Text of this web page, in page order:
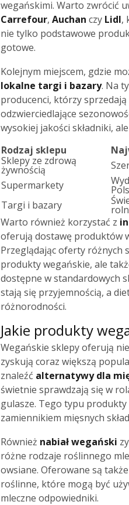
wegańskimi. Warto zwrócić
Carrefour, Auchan czy Lidl,
nie tylko podstawowe
gotowe.
Kolejnym miejscem, gdzie
lokalne targi i bazary. Na
producenci, którzy
odzwierciedlające
wysokiej jakości składniki,
Rodzaj sklepu
Sklepy ze zdrową
żywnością
Supermarkety
Targi i bazary
Warto również korzystać z
oferują dostawę produktów
Przeglądając oferty różnych
produkty wegańskie, ale
dostępne w standardowych
stają się przyjemnością, a
różnorodności.
Jakie produkty
Wegańskie sklepy oferują
zyskują coraz większą
znaleźć alternatywy dla
świetnie sprawdzają się w
gulasze. Tego typu produkty
zamiennikiem mięsnych
Również nabiał wegański
różne rodzaje roślinnego
owsiane. Oferowane są
roślinne, które mogą być
mleczne odpowiedniki.